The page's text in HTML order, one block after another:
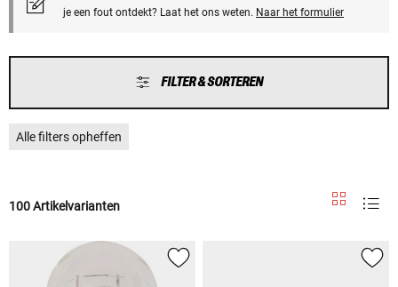
je een fout ontdekt? Laat het ons weten. Naar het formulier
FILTER & SORTEREN
Alle filters opheffen
100 Artikelvarianten